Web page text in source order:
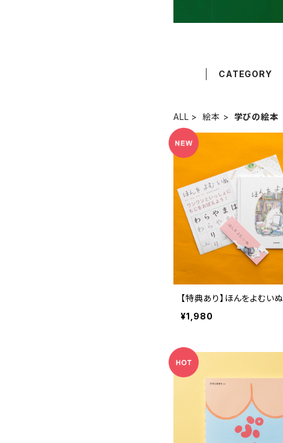
CATEGORY
ALL 絵本 学びの絵本
【特典あり】ほんをよむいぬ
¥1,980